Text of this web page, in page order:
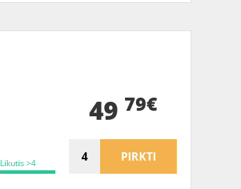
Likutis >4
49 79€
PIRKTI